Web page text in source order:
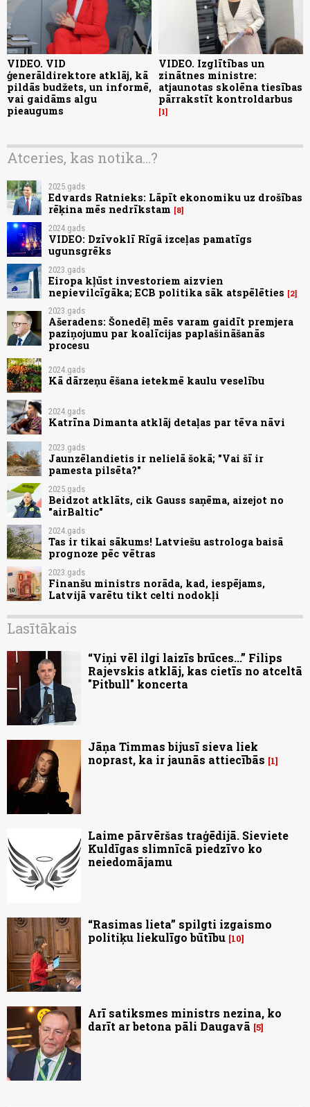
VIDEO. VID
ģenerāldirektore atklāj, kā
pildās budžets, un informē,
vai gaidāms algu
pieaugums
VIDEO. Izglītības un
zinātnes ministre:
atjaunotas skolēna tiesības
pārrakstīt kontroldarbus
1
Atceries, kas notika...?
2025.gads
Edvards Ratnieks: Lāpīt ekonomiku uz drošības
rēķina mēs nedrīkstam
8
2024.gads
VIDEO: Dzīvoklī Rīgā izceļas pamatīgs
ugunsgrēks
2023.gads
Eiropa kļūst investoriem aizvien
nepievilcīgāka; ECB politika sāk atspēlēties
2
2023.gads
Ašeradens: Šonedēļ mēs varam gaidīt premjera
paziņojumu par koalīcijas paplašināšanās
procesu
2024.gads
Kā dārzeņu ēšana ietekmē kaulu veselību
2024.gads
Katrīna Dimanta atklāj detaļas par tēva nāvi
2023.gads
Jaunzēlandietis ir nelielā šokā; "Vai šī ir
pamesta pilsēta?"
2025.gads
Beidzot atklāts, cik Gauss saņēma, aizejot no
"airBaltic"
2024.gads
Tas ir tikai sākums! Latviešu astrologa baisā
prognoze pēc vētras
2023.gads
Finanšu ministrs norāda, kad, iespējams,
Latvijā varētu tikt celti nodokļi
Lasītākais
“Viņi vēl ilgi laizīs brūces...” Filips
Rajevskis atklāj, kas cietīs no atceltā
"Pitbull" koncerta
Jāņa Timmas bijusī sieva liek
noprast, ka ir jaunās attiecībās
1
Laime pārvēršas traģēdijā. Sieviete
Kuldīgas slimnīcā piedzīvo ko
neiedomājamu
“Rasimas lieta” spilgti izgaismo
politiķu liekulīgo būtību 10
Arī satiksmes ministrs nezina, ko
darīt ar betona pāli Daugavā 5